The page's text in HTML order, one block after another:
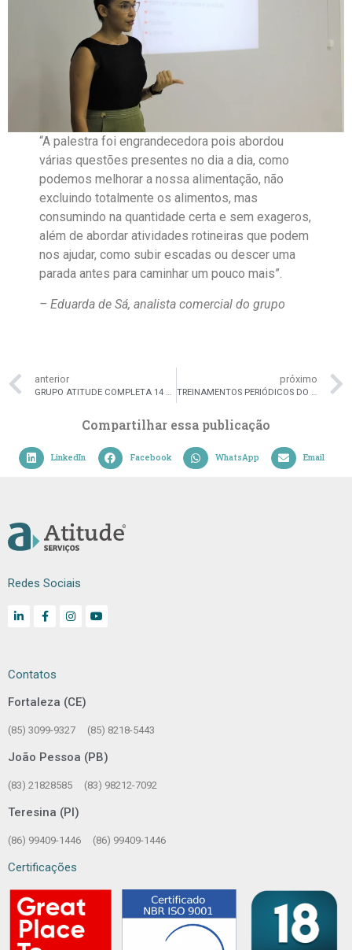
“A palestra foi engrandecedora pois abordou
várias questões presentes no dia a dia, como
podemos melhorar a nossa alimentação, não
excluindo totalmente os alimentos, mas
consumindo na quantidade certa e sem exageros,
além de abordar atividades rotineiras que podem
nos ajudar, como subir escadas ou descer uma
parada antes para caminhar um pouco mais”.
– Eduarda de Sá, analista comercial do grupo
anterior
GRUPO ATITUDE COMPLETA 14 ANOS COM CAPACITAÇÃO E DESENVOLVIMENTO CONSTANTE DE SEUS COLABORADORES.
próximo
TREINAMENTOS PERIÓDICOS DO GRUPO ATITUDE GARANTEM CRESCIMENTO PESSOAL E PROFISSIONAL DE SEUS COLABORADORES
Compartilhar essa publicação
LinkedIn Facebook WhatsApp Email
Redes Sociais
Contatos
Fortaleza (CE)
(85) 3099-9327 (85) 8218-5443
João Pessoa (PB)
(83) 21828585 (83) 98212-7092
Teresina (PI)
(86) 99409-1446 (86) 99409-1446
Certificações